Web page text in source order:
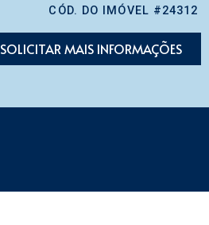
CÓD. DO IMÓVEL #24312
SOLICITAR MAIS INFORMAÇÕES